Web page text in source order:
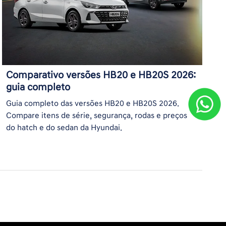
Comparativo versões HB20 e HB20S 2026:
guia completo
Guia completo das versões HB20 e HB20S 2026.
Compare itens de série, segurança, rodas e preços
do hatch e do sedan da Hyundai.